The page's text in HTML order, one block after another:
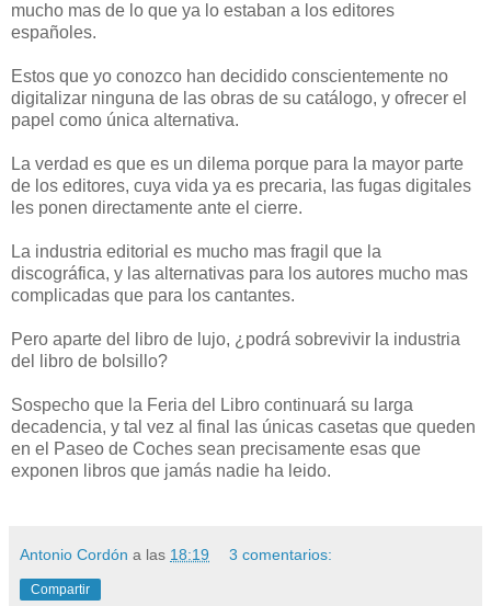
mucho mas de lo que ya lo estaban a los editores
españoles.
Estos que yo conozco han decidido conscientemente no
digitalizar ninguna de las obras de su catálogo, y ofrecer el
papel como única alternativa.
La verdad es que es un dilema porque para la mayor parte
de los editores, cuya vida ya es precaria, las fugas digitales
les ponen directamente ante el cierre.
La industria editorial es mucho mas fragil que la
discográfica, y las alternativas para los autores mucho mas
complicadas que para los cantantes.
Pero aparte del libro de lujo, ¿podrá sobrevivir la industria
del libro de bolsillo?
Sospecho que la Feria del Libro continuará su larga
decadencia, y tal vez al final las únicas casetas que queden
en el Paseo de Coches sean precisamente esas que
exponen libros que jamás nadie ha leido.
Antonio Cordón a las 18:19 3 comentarios:
Compartir